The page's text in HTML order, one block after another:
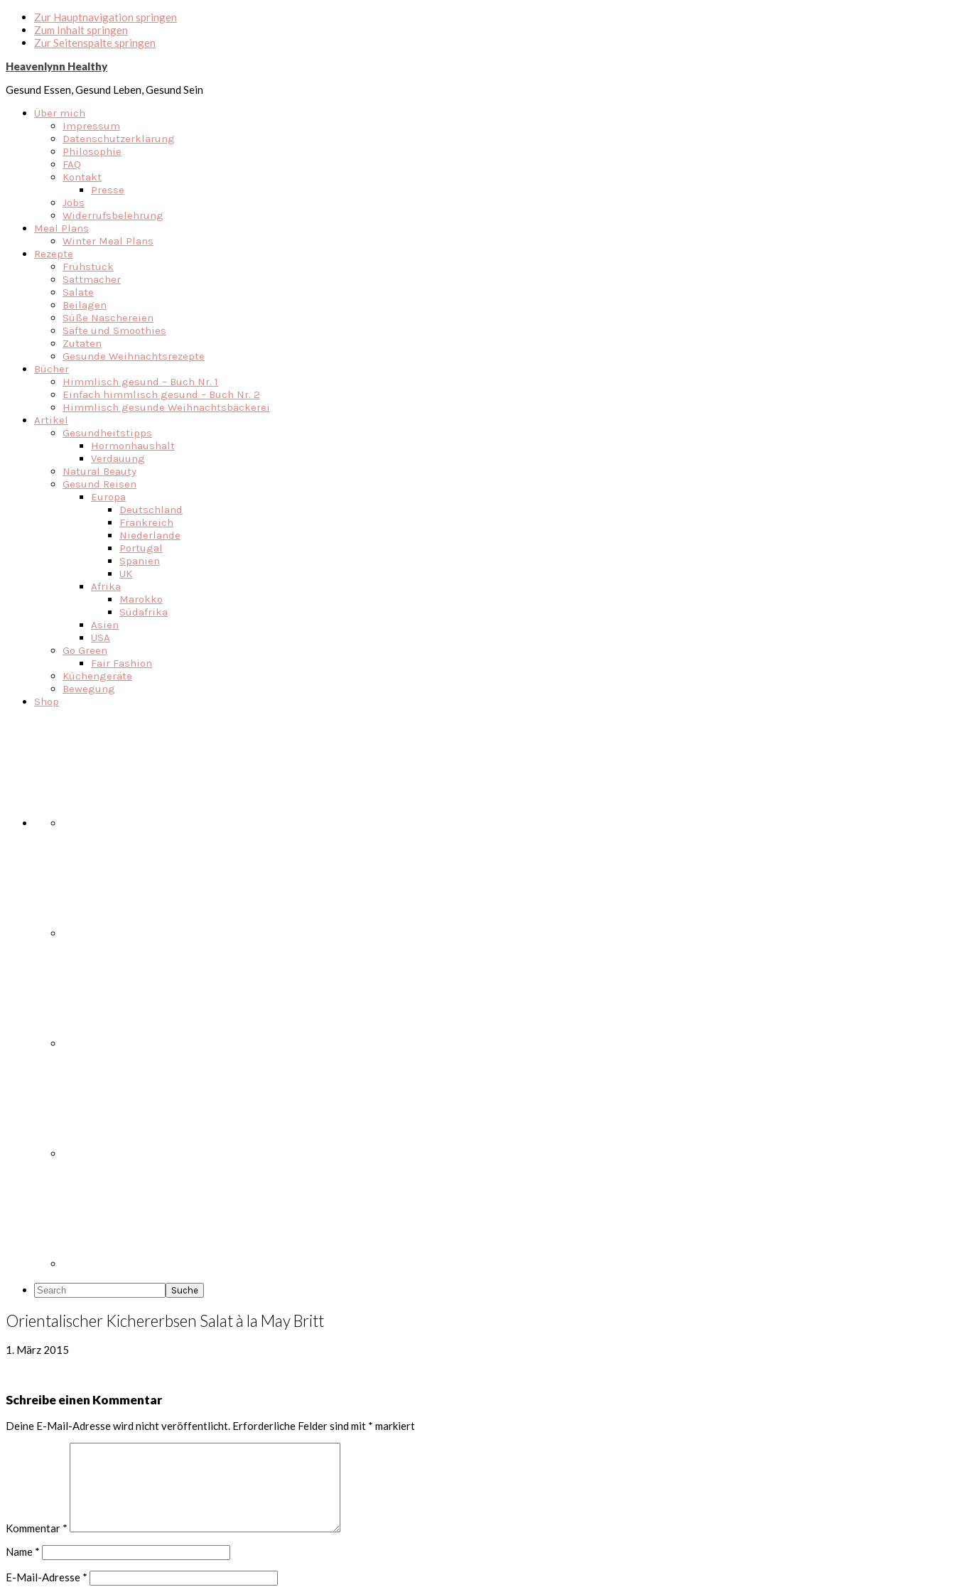
Zur Hauptnavigation springen
Zum Inhalt springen
Zur Seitenspalte springen
Heavenlynn Healthy
Gesund Essen, Gesund Leben, Gesund Sein
Über mich
Impressum
Datenschutzerklärung
Philosophie
FAQ
Kontakt
Presse
Jobs
Widerrufsbelehrung
Meal Plans
Winter Meal Plans
Rezepte
Frühstück
Sattmacher
Salate
Beilagen
Süße Naschereien
Säfte und Smoothies
Zutaten
Gesunde Weihnachtsrezepte
Bücher
Himmlisch gesund – Buch Nr. 1
Einfach himmlisch gesund – Buch Nr. 2
Himmlisch gesunde Weihnachtsbäckerei
Artikel
Gesundheitstipps
Hormonhaushalt
Verdauung
Natural Beauty
Gesund Reisen
Europa
Deutschland
Frankreich
Niederlande
Portugal
Spanien
UK
Afrika
Marokko
Südafrika
Asien
USA
Go Green
Fair Fashion
Küchengeräte
Bewegung
Shop
Search
Orientalischer Kichererbsen Salat à la May Britt
1. März 2015
Leser-
Interaktionen
Schreibe einen Kommentar
Deine E-Mail-Adresse wird nicht veröffentlicht. Erforderliche Felder sind mit * markiert
Kommentar *
Name *
E-Mail-Adresse *